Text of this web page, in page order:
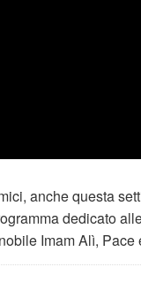
anche questa
dedicato
Imam Alì,